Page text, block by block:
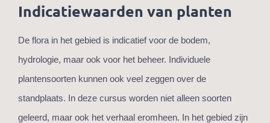
Indicatiewaarden van planten
De flora in het gebied is indicatief voor de bodem,
hydrologie, maar ook voor het beheer. Individuele
plantensoorten kunnen ook veel zeggen over de
standplaats. In deze cursus worden niet alleen soorten
geleerd, maar ook het verhaal eromheen. In het gebied zijn